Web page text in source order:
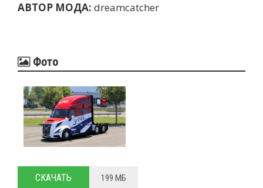
АВТОР МОДА: dreamcatcher
Фото
СКАЧАТЬ 199 МБ